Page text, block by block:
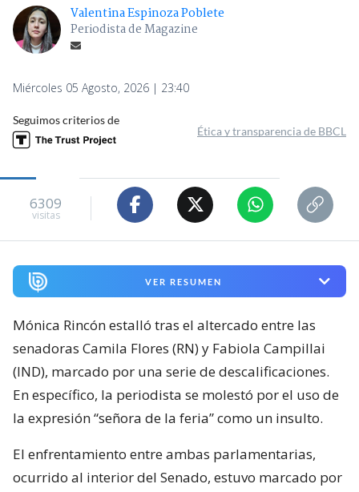
Valentina Espinoza Poblete
Periodista de Magazine
Miércoles 05 Agosto, 2026 | 23:40
Seguimos criterios de
Ética y transparencia de BBCL
6309
visitas
VER RESUMEN
Mónica Rincón estalló tras el altercado entre las
senadoras Camila Flores (RN) y Fabiola Campillai
(IND), marcado por una serie de descalificaciones.
En específico, la periodista se molestó por el uso de
la expresión “señora de la feria” como un insulto.
El enfrentamiento entre ambas parlamentarias,
ocurrido al interior del Senado, estuvo marcado por